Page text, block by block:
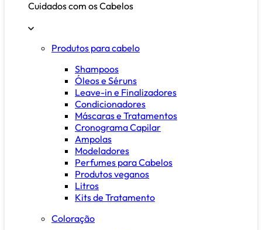
Cuidados com os Cabelos
Produtos para cabelo
Shampoos
Óleos e Séruns
Leave-in e Finalizadores
Condicionadores
Máscaras e Tratamentos
Cronograma Capilar
Ampolas
Modeladores
Perfumes para Cabelos
Produtos veganos
Litros
Kits de Tratamento
Coloração